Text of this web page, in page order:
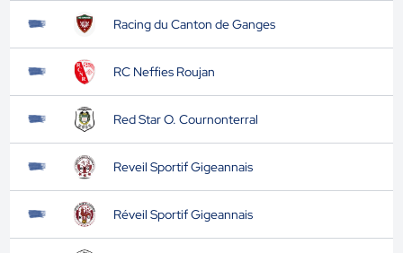
Racing du Canton de Ganges
RC Neffies Roujan
Red Star O. Cournonterral
Reveil Sportif Gigeannais
Réveil Sportif Gigeannais